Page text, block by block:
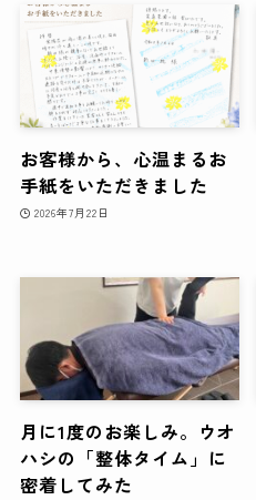
お客様から、心温まるお
手紙をいただきました
2026年7月22日
月に1度のお楽しみ。ウオ
ハシの「整体タイム」に
密着してみた